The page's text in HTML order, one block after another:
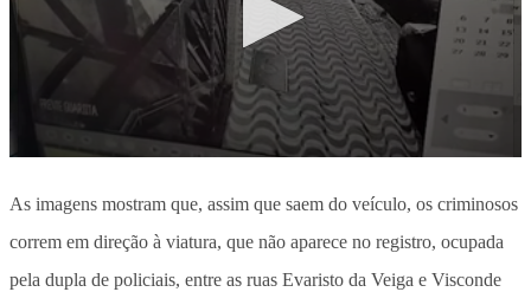
As imagens mostram que, assim que saem do veículo, os criminosos
correm em direção à viatura, que não aparece no registro, ocupada
pela dupla de policiais, entre as ruas Evaristo da Veiga e Visconde